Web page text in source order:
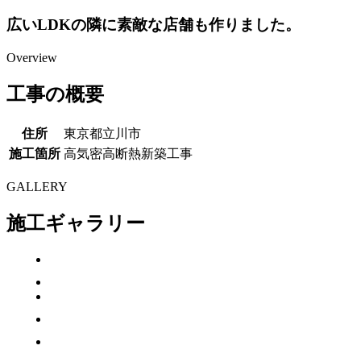
広いLDKの隣に素敵な店舗も作りました。
Overview
工事の概要
住所
東京都立川市
施工箇所 高気密高断熱新築工事
GALLERY
施工ギャラリー